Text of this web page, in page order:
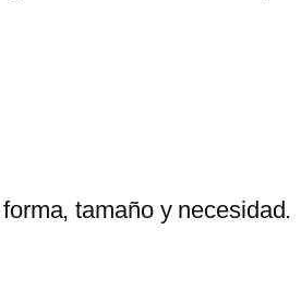
tamaño y necesidad.